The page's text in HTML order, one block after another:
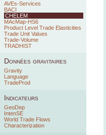
AVEs-Services
BACI
CHELEM
MAcMap-HS6
Product Level Trade Elasticities
Trade Unit Values
Trade-Volume
TRADHIST
Données gravitaires
Gravity
Language
TradeProd
Indicateurs
GeoDep
IntenSE
World Trade Flows
Characterization